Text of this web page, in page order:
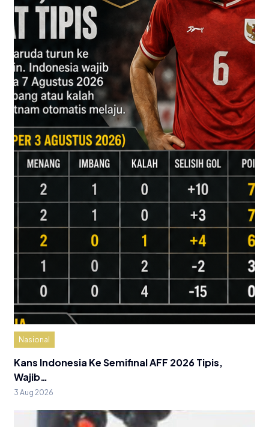
Nasional
Kans Indonesia Ke Semifinal AFF 2026 Tipis,
Wajib…
3 Aug 2026